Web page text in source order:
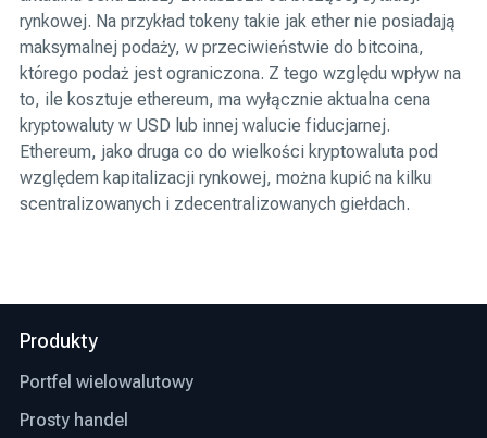
rynkowej. Na przykład tokeny takie jak ether nie posiadają
maksymalnej podaży, w przeciwieństwie do bitcoina,
którego podaż jest ograniczona. Z tego względu wpływ na
to, ile kosztuje ethereum, ma wyłącznie aktualna cena
kryptowaluty w USD lub innej walucie fiducjarnej.
Ethereum, jako druga co do wielkości kryptowaluta pod
względem kapitalizacji rynkowej, można kupić na kilku
scentralizowanych i zdecentralizowanych giełdach.
Produkty
Portfel wielowalutowy
Prosty handel